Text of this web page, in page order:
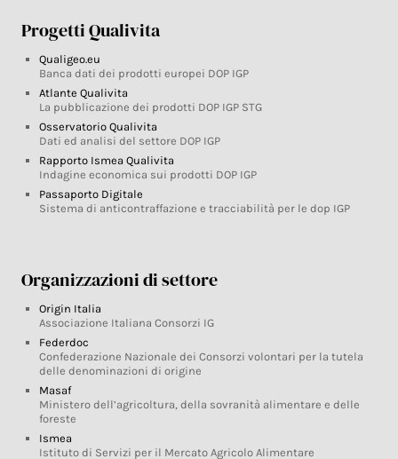
Progetti Qualivita
Qualigeo.eu
Banca dati dei prodotti europei DOP IGP
Atlante Qualivita
La pubblicazione dei prodotti DOP IGP STG
Osservatorio Qualivita
Dati ed analisi del settore DOP IGP
Rapporto Ismea Qualivita
Indagine economica sui prodotti DOP IGP
Passaporto Digitale
Sistema di anticontraffazione e tracciabilità per le dop IGP
Organizzazioni di settore
Origin Italia
Associazione Italiana Consorzi IG
Federdoc
Confederazione Nazionale dei Consorzi volontari per la tutela
delle denominazioni di origine
Masaf
Ministero dell’agricoltura, della sovranità alimentare e delle
foreste
Ismea
Istituto di Servizi per il Mercato Agricolo Alimentare